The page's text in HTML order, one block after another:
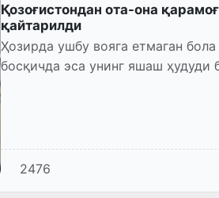
Қозоғистондан ота-она
қайтарилди
Ҳозирда ушбу вояга етмаган
босқичда эса унинг яшаш ҳудуди
2476